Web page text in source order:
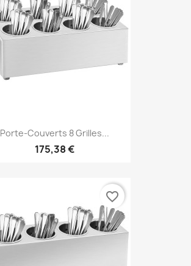
Porte-Couverts 8 Grilles...
175,38 €
favorite_border